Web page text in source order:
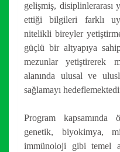
gelişmiş, disiplinlerarası
ettiği bilgileri farklı
nitelikli bireyler
güçlü bir altyapıya
mezunlar yetiştirerek
alanında ulusal ve
sağlamayı
Program kapsamında
genetik, biyokimya,
immünoloji gibi temel